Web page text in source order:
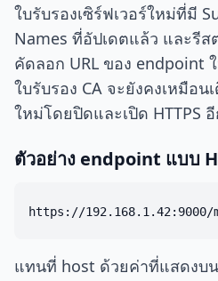
ใบรับรองเซิร์ฟเวอร์ใหม่ที่มี
Names ที่อัปเดตแล้ว และรีส
คัดลอก URL ของ endpoint
ใบรับรอง CA จะยังคงเหมือ
ใหม่โดยปิดและเปิด HTTPS
ตัวอย่าง endpoint แบบ
แทนที่ host ด้วยค่าที่แสดงบ